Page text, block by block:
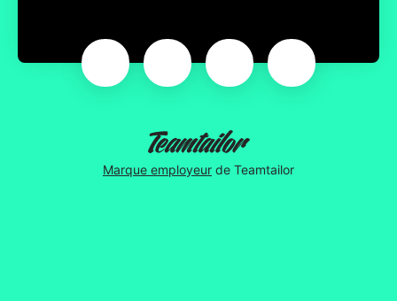
Marque employeur de Teamtailor